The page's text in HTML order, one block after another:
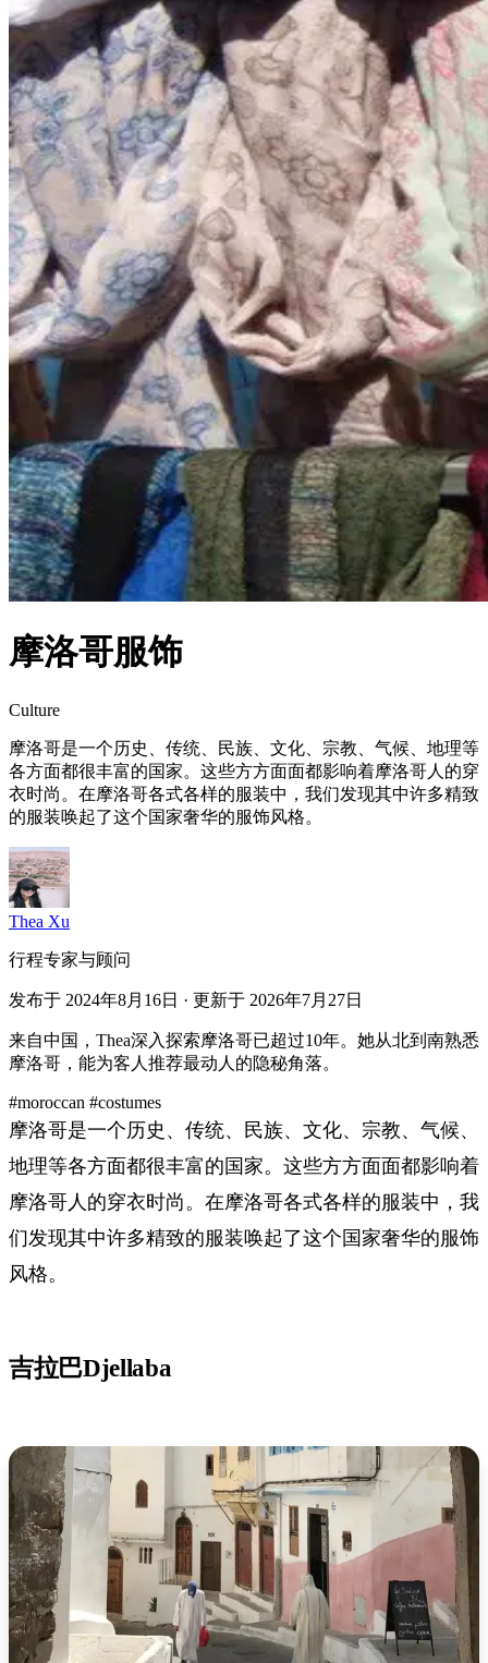
摩洛哥服饰
Culture
摩洛哥是一个历史、传统、民族、文化、宗教、气候、地理等
各方面都很丰富的国家。这些方方面面都影响着摩洛哥人的穿
衣时尚。在摩洛哥各式各样的服装中，我们发现其中许多精致
的服装唤起了这个国家奢华的服饰风格。
Thea Xu
行程专家与顾问
发布于 2024年8月16日 · 更新于 2026年7月27日
来自中国，Thea深入探索摩洛哥已超过10年。她从北到南熟悉
摩洛哥，能为客人推荐最动人的隐秘角落。
#moroccan #costumes
摩洛哥是一个历史、传统、民族、文化、宗教、气候、
地理等各方面都很丰富的国家。这些方方面面都影响着
摩洛哥人的穿衣时尚。在摩洛哥各式各样的服装中，我
们发现其中许多精致的服装唤起了这个国家奢华的服饰
风格。
吉拉巴Djellaba